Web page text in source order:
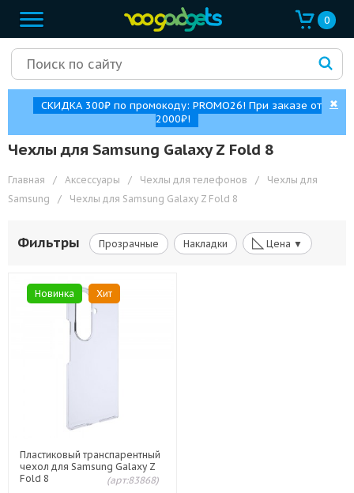
0
СКИДКА 300₽ по промокоду: PROMO26! При заказе от
2000₽!
✖
Чехлы для Samsung Galaxy Z Fold 8
Главная / Аксессуары / Чехлы для телефонов /
Чехлы для
Samsung
/ Чехлы для Samsung Galaxy Z Fold 8
Фильтры Прозрачные Накладки ◺ Цена ▼
Новинка Хит
Пластиковый транспарентный
чехол для Samsung Galaxy Z
Fold 8
(арт:83868)